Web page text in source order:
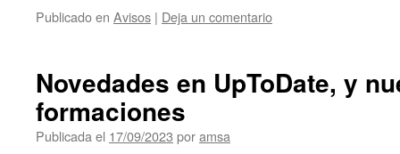
Publicado en Avisos | Deja un comentario
Novedades en UpToDate, y
formaciones
Publicada el 17/09/2023 poramsa